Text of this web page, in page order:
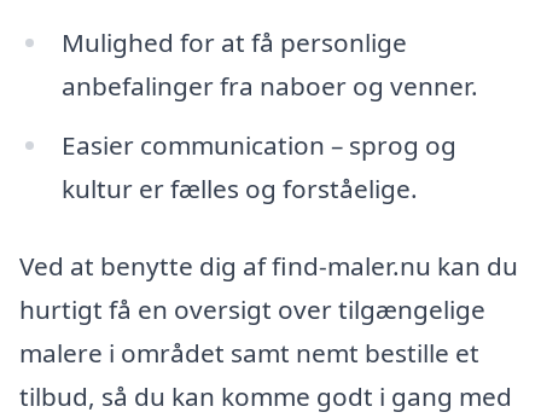
Mulighed for at få personlige
anbefalinger fra naboer og venner.
Easier communication – sprog og
kultur er fælles og forståelige.
Ved at benytte dig af find-maler.nu kan du
hurtigt få en oversigt over tilgængelige
malere i området samt nemt bestille et
tilbud, så du kan komme godt i gang med